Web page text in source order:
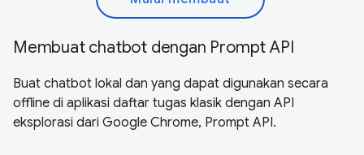
Membuat chatbot dengan Prompt API
Buat chatbot lokal dan yang dapat digunakan secara
offline di aplikasi daftar tugas klasik dengan API
eksplorasi dari Google Chrome, Prompt API.